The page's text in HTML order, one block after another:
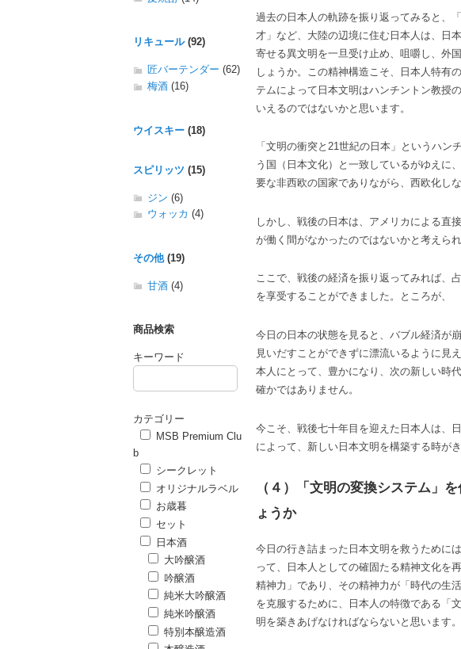
過去の日本人の軌跡を振り返ってみると、
才」など、大陸の辺境に住む日本人は、日
寄せる異文明を一旦受け止め、咀嚼し、外
しょうか。この精神構造こそ、日本人特有
テムによって日本文明はハンチントン教授
いえるのではないかと思います。
「文明の衝突と21世紀の日本」というハ
う国（日本文化）と一致しているがゆえに
要な非西欧の国家でありながら、西欧化し
しかし、戦後の日本は、アメリカによる直
が働く間がなかったのではないかと考えられ
ここで、戦後の経済を振り返ってみれば、
を享受することができました。ところが、
今日の日本の状態を見ると、バブル経済が
見いだすことができずに漂流いるように見
本人にとって、豊かになり、次の新しい時
確かではありません。
今こそ、戦後七十年目を迎えた日本人は、
によって、新しい日本文明を構築する時が
（４）「文明の変換システム」
ょうか
今日の行き詰まった日本文明を救うために
って、日本人としての確固たる精神文化を
精神力」であり、その精神力が「時代の生
を克服するために、日本人の特徴である「
明を築きあげなければならないと思います。
リキュール(92)
匠バーテンダー (62)
梅酒 (16)
ウイスキー (18)
スピリッツ (15)
ジン (6)
ウォッカ (4)
その他(19)
甘酒 (4)
商品検索
キーワード
カテゴリー
MSB Premium Clu
b
シークレット
オリジナルラベル
お歳暮
セット
日本酒
大吟醸酒
吟醸酒
純米大吟醸酒
純米吟醸酒
特別本醸造酒